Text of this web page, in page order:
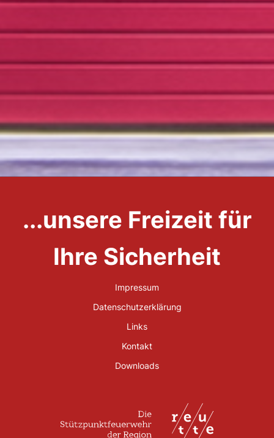
...unsere Freizeit für
Ihre Sicherheit
Impressum
Datenschutzerklärung
Links
Kontakt
Downloads